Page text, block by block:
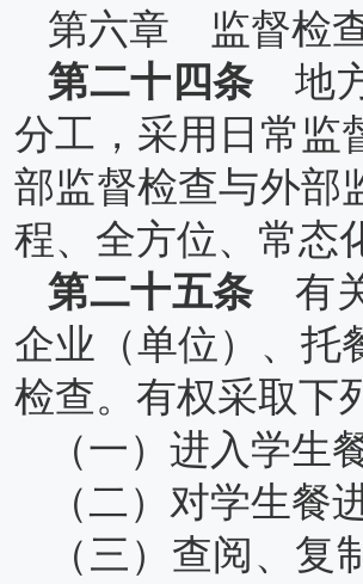
第六章 监督检
第二十四条地方
分工，采用日常监
部监督检查与外部
程、全方位、常态
第二十五条有关
企业（单位）、托
检查。有权采取下
（一）进入学生
（二）对学生餐
（三）查阅、